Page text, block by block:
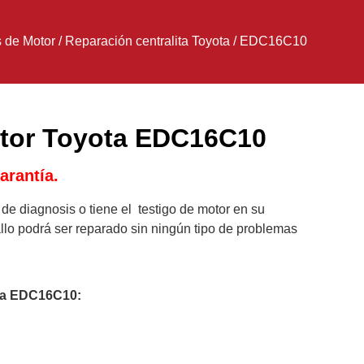
de Motor / Reparación centralita Toyota / EDC16C10
Toyota EDC16C10
diagnosis o tiene el testigo de motor en su
podrá ser reparado sin ningún tipo de problemas
EDC16C10: